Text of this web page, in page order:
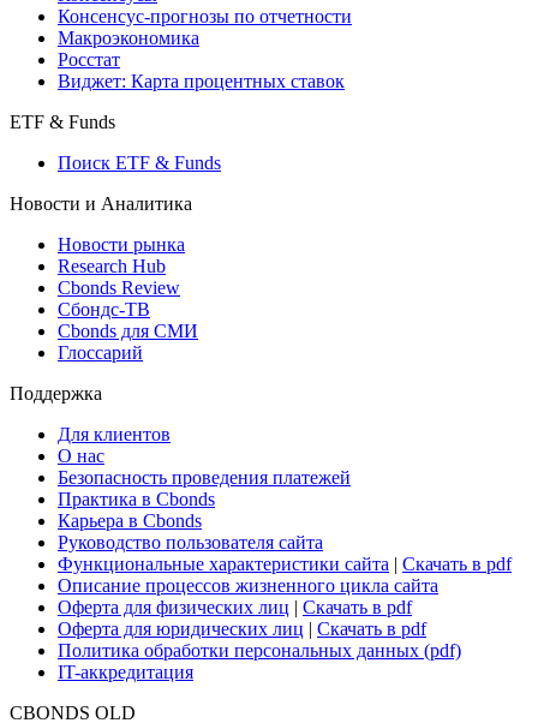
Поиск индексов
Страницы стран
Создать индекс
Консенсусы
Консенсус-прогнозы по отчетности
Макроэкономика
Виджет: Карта процентных ставок
ETF & Funds
Поиск ETF & Funds
Новости и Аналитика
Новости рынка
Research Hub
Cbonds Review
Сбондс-ТВ
Глоссарий
Поддержка
Для клиентов
О нас
Безопасность проведения платежей
Практика в Cbonds
Карьера в Cbonds
Руководство пользователя сайта
Функциональные характеристики сайта|Скачать в pdf
Описание процессов жизненного цикла сайта
Оферта для физических лиц
Оферта для юридических лиц